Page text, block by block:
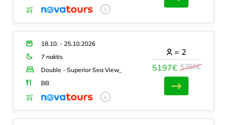
18.10. - 25.10.2026
7 naktis
Double - Superior Sea View_
BB
5197€ 5358€
= 2